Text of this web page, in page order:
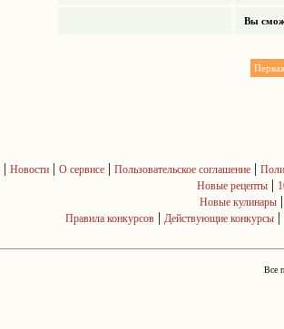
Вы
Первая
| Новости| О сервисе| Пользовательское соглашение|
Новые рецепты |
Новые кулинары
Правила конкурсов | Действующие конкурсы |
Все